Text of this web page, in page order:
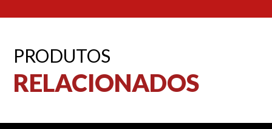
PRODUTOS
RELACIONADOS